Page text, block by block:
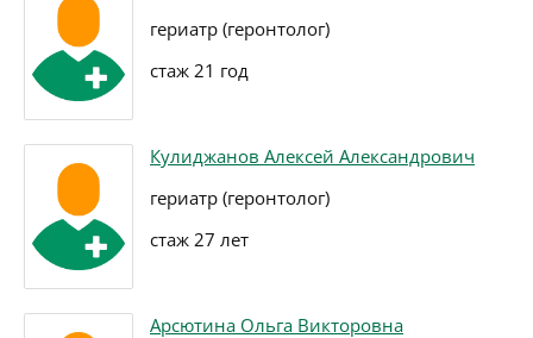
гериатр (геронтолог)
стаж 21 год
Кулиджанов Алексей Александрович
гериатр (геронтолог)
стаж 27 лет
Арсютина Ольга Викторовна